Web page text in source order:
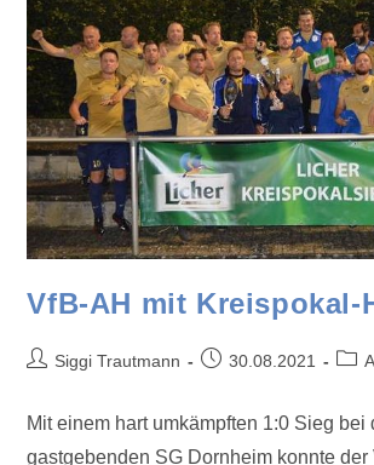
VfB-AH mit Kreispokal-
Siggi Trautmann 30.08.2021
Mit einem hart umkämpften 1:0 Sieg bei
gastgebenden SG Dornheim konnte der